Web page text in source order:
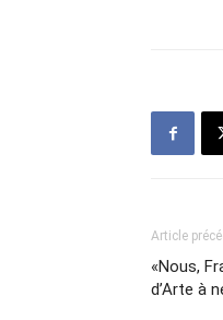
Article
«Nous,
d’Arte à